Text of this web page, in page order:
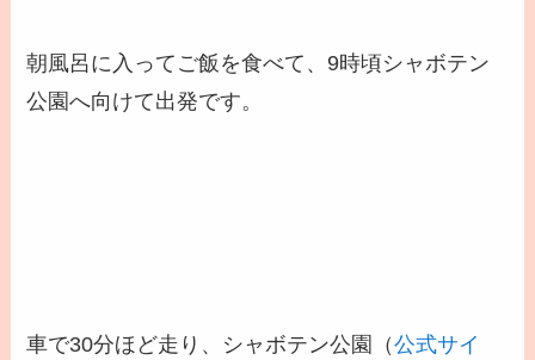
朝風呂に入ってご飯を食べて、9時頃シャボテン
公園へ向けて出発です。
車で30分ほど走り、シャボテン公園（公式サイ